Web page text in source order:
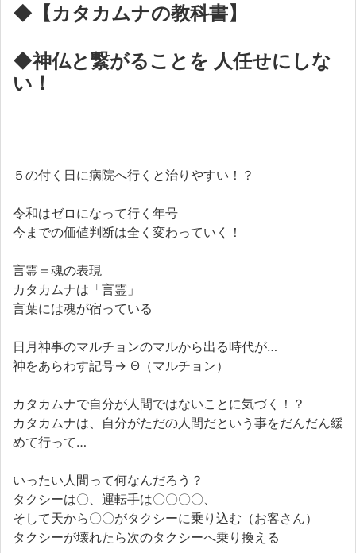
◆【カタカムナの教科書】
◆神仏と繋がることを 人任せにしな
い！
５の付く日に病院へ行くと治りやすい！？
令和はゼロになって行く年号
今までの価値判断は全く変わっていく！
言霊＝魂の表現
カタカムナは「言霊」
言葉には魂が宿っている
日月神事のマルチョンのマルから出る時代が…
神をあらわす記号→ Θ（マルチョン）
カタカムナで自分が人間ではないことに気づく！？
カタカムナは、自分がただの人間だという事をだんだん緩
めて行って…
いったい人間って何なんだろう？
タクシーは〇、運転手は〇〇〇〇、
そして天から〇〇がタクシーに乗り込む（お客さん）
タクシーが壊れたら次のタクシーへ乗り換える